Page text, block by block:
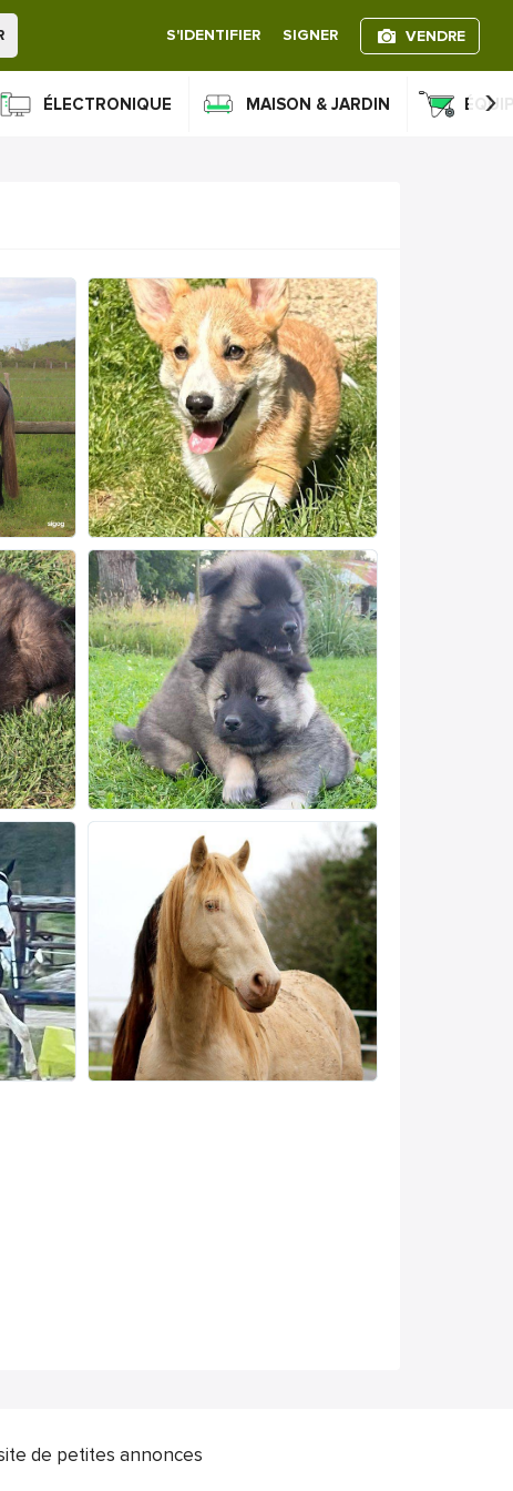
S'IDENTIFIER SIGNER VENDRE
ÉLECTRONIQUE MAISON & JARDIN ›
de petites annonces